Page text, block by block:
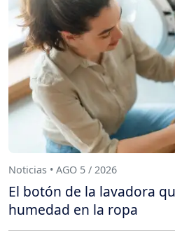
Noticias • AGO 5 / 2026
El botón de la lavadora
humedad en la ropa